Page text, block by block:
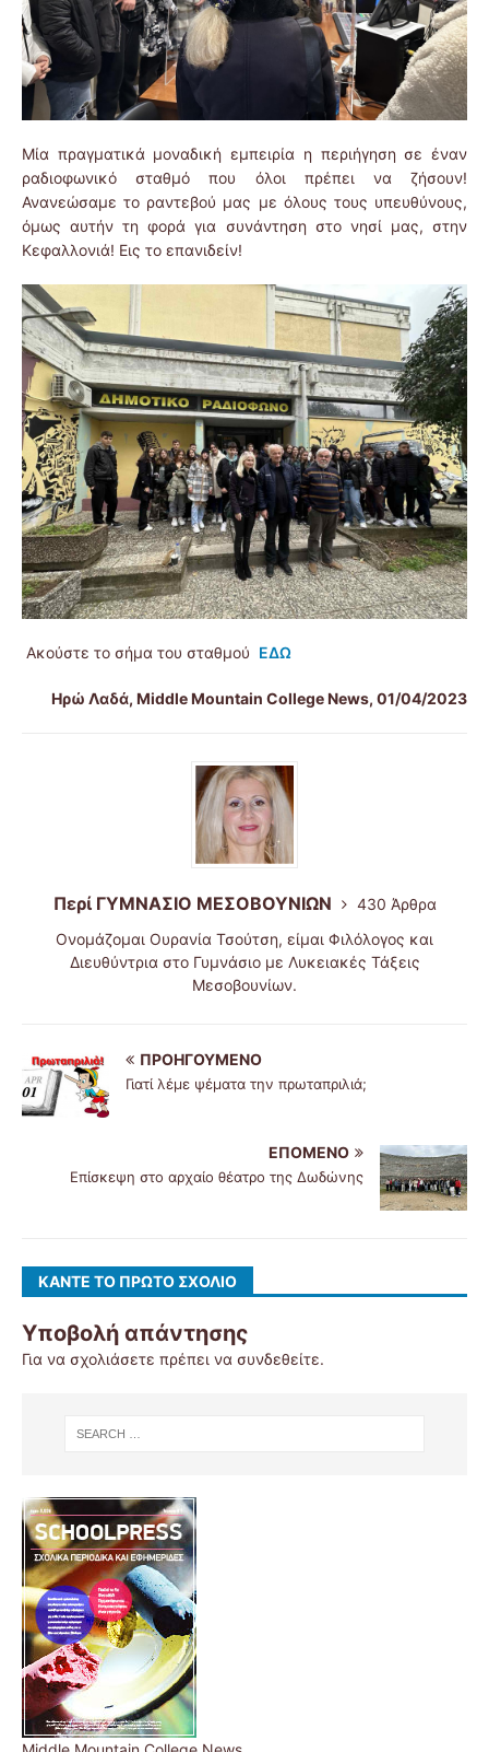
Μία πραγματικά μοναδική εμπειρία η περιήγηση σε έναν
ραδιοφωνικό σταθμό που όλοι πρέπει να ζήσουν!
Ανανεώσαμε το ραντεβού μας με όλους τους υπευθύνους,
όμως αυτήν τη φορά για συνάντηση στο νησί μας, στην
Κεφαλλονιά! Εις το επανιδείν!
Ακούστε το σήμα του σταθμού ΕΔΩ
Ηρώ Λαδά, Middle Mountain College News, 01/04/2023
Περί ΓΥΜΝΑΣΙΟ ΜΕΣΟΒΟΥΝΙΩΝ
430 Άρθρα
Ονομάζομαι Ουρανία Τσούτση, είμαι Φιλόλογος και
Διευθύντρια στο Γυμνάσιο με Λυκειακές Τάξεις
Μεσοβουνίων.
ΠΡΟΗΓΟΎΜΕΝΟ
Γιατί λέμε ψέματα την πρωταπριλιά;
ΕΠΌΜΕΝΟ
Επίσκεψη στο αρχαίο θέατρο της Δωδώνης
ΚΆΝΤΕ ΤΟ ΠΡΏΤΟ ΣΧΌΛΙΟ
Υποβολή απάντησης
Για να σχολιάσετε πρέπει να συνδεθείτε.